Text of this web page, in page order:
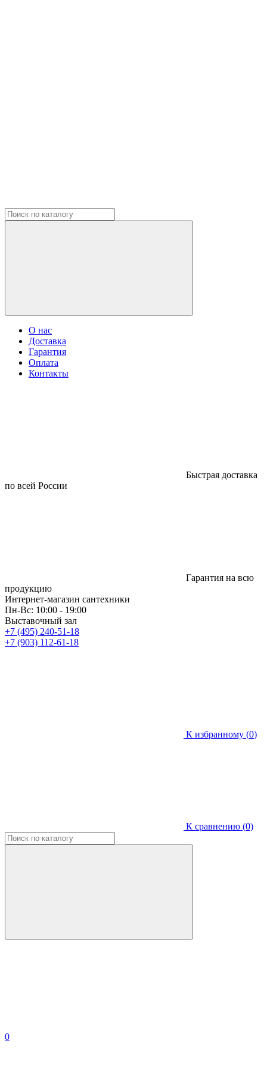
О нас
Доставка
Гарантия
Оплата
Контакты
Быстрая доставка
по всей России
Гарантия на всю
продукцию
Интернет-магазин сантехники
Пн-Вс: 10:00 - 19:00
Выставочный зал
+7 (495) 240-51-18
+7 (903) 112-61-18
К избранному (0)
К сравнению (0)
0